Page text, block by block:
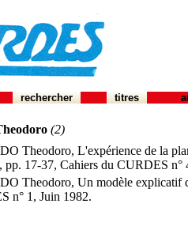
rechercher titres
(2)
Theodoro, L'expérience de la
pp. 17-37, Cahiers du CURDES n°
Theodoro, Un modèle explicatif
n° 1, Juin 1982.